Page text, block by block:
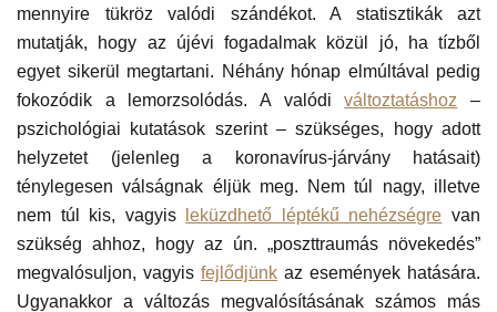
mennyire tükröz valódi szándékot. A statisztikák azt
mutatják, hogy az újévi fogadalmak közül jó, ha tízből
egyet sikerül megtartani. Néhány hónap elmúltával pedig
fokozódik a lemorzsolódás. A valódiváltoztatáshoz –
pszichológiai kutatások szerint – szükséges, hogy adott
helyzetet (jelenleg a koronavírus-járvány hatásait)
ténylegesen válságnak éljük meg. Nem túl nagy, illetve
nem túl kis, vagyis
leküzdhető léptékű nehézségre van
szükség ahhoz, hogy az ún. „poszttraumás növekedés”
megvalósuljon, vagyis fejlődjünk az események hatására.
Ugyanakkor a változás megvalósításának számos más